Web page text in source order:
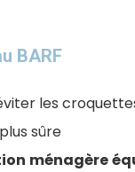
BARF
les
sûre
ménagère